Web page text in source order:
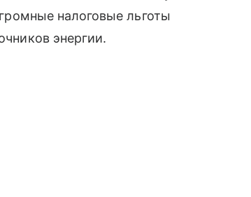
налоговые льготы
энергии.